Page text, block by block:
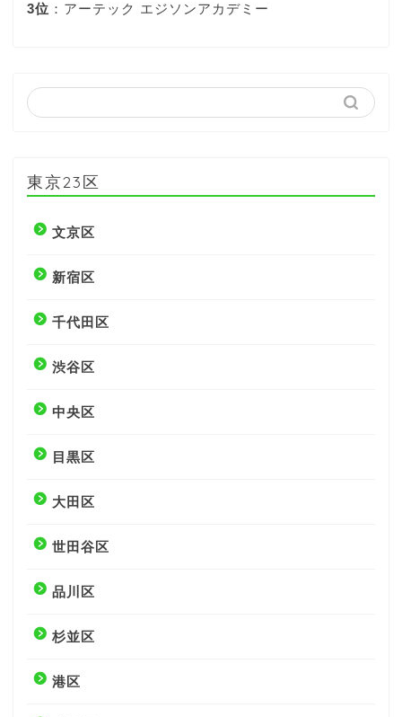
3位 ：アーテック エジソンアカデミー
東京23区
文京区
新宿区
千代田区
渋谷区
中央区
目黒区
大田区
世田谷区
品川区
杉並区
港区